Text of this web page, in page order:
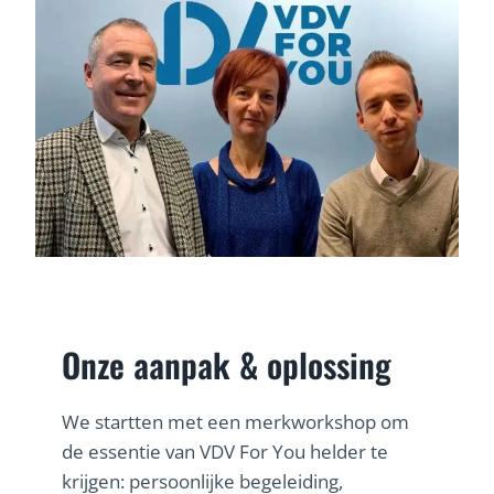
Onze aanpak & oplossing
We startten met een merkworkshop om
de essentie van VDV For You helder te
krijgen: persoonlijke begeleiding,